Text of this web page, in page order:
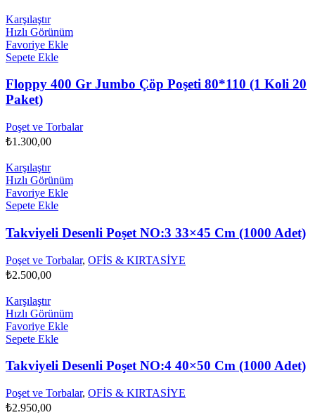
Karşılaştır
Hızlı Görünüm
Favoriye Ekle
Sepete Ekle
Floppy 400 Gr Jumbo Çöp Poşeti 80*110 (1 Koli 20
Paket)
Poşet ve Torbalar
₺1.300,00
Karşılaştır
Hızlı Görünüm
Favoriye Ekle
Sepete Ekle
Takviyeli Desenli Poşet NO:3 33×45 Cm (1000 Adet)
Poşet ve Torbalar, OFİS & KIRTASİYE
₺2.500,00
Karşılaştır
Hızlı Görünüm
Favoriye Ekle
Sepete Ekle
Takviyeli Desenli Poşet NO:4 40×50 Cm (1000 Adet)
Poşet ve Torbalar, OFİS & KIRTASİYE
₺2.950,00